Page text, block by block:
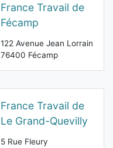
France Travail de
Fécamp
122 Avenue Jean Lorrain
76400 Fécamp
France Travail de
Le Grand-Quevilly
5 Rue Fleury